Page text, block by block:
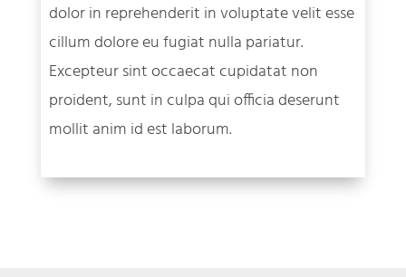
dolor in reprehenderit in voluptate velit esse
cillum dolore eu fugiat nulla pariatur.
Excepteur sint occaecat cupidatat non
proident, sunt in culpa qui officia deserunt
mollit anim id est laborum.